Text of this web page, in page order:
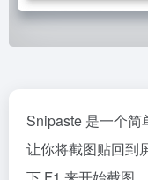
Snipaste 是一个简
让你将截图贴回到